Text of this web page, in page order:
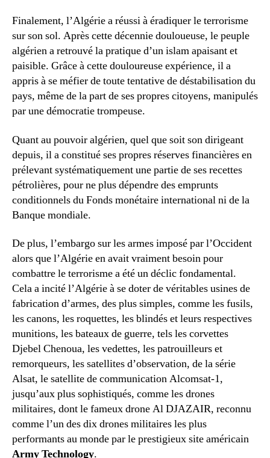
Finalement, l’Algérie a réussi à éradiquer le terrorisme
sur son sol. Après cette décennie douloueuse, le peuple
algérien a retrouvé la pratique d’un islam apaisant et
paisible. Grâce à cette douloureuse expérience, il a
appris à se méfier de toute tentative de déstabilisation du
pays, même de la part de ses propres citoyens, manipulés
par une démocratie trompeuse.
Quant au pouvoir algérien, quel que soit son dirigeant
depuis, il a constitué ses propres réserves financières en
prélevant systématiquement une partie de ses recettes
pétrolières, pour ne plus dépendre des emprunts
conditionnels du Fonds monétaire international ni de la
Banque mondiale.
De plus, l’embargo sur les armes imposé par l’Occident
alors que l’Algérie en avait vraiment besoin pour
combattre le terrorisme a été un déclic fondamental.
Cela a incité l’Algérie à se doter de véritables usines de
fabrication d’armes, des plus simples, comme les fusils,
les canons, les roquettes, les blindés et leurs respectives
munitions, les bateaux de guerre, tels les corvettes
Djebel Chenoua, les vedettes, les patrouilleurs et
remorqueurs, les satellites d’observation, de la série
Alsat, le satellite de communication Alcomsat-1,
jusqu’aux plus sophistiqués, comme les drones
militaires, dont le fameux drone Al DJAZAIR, reconnu
comme l’un des dix drones militaires les plus
performants au monde par le prestigieux site américain
Army Technology.